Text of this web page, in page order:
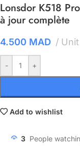
Lonsdor K518
à jour complète
4.500 MAD Unit
- +
Add to wishlist
3 People